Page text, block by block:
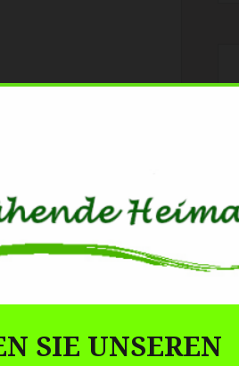
*markiert
SIE UNSEREN